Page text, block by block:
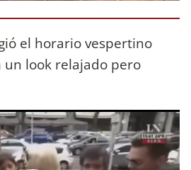
el horario vespertino
un look relajado pero